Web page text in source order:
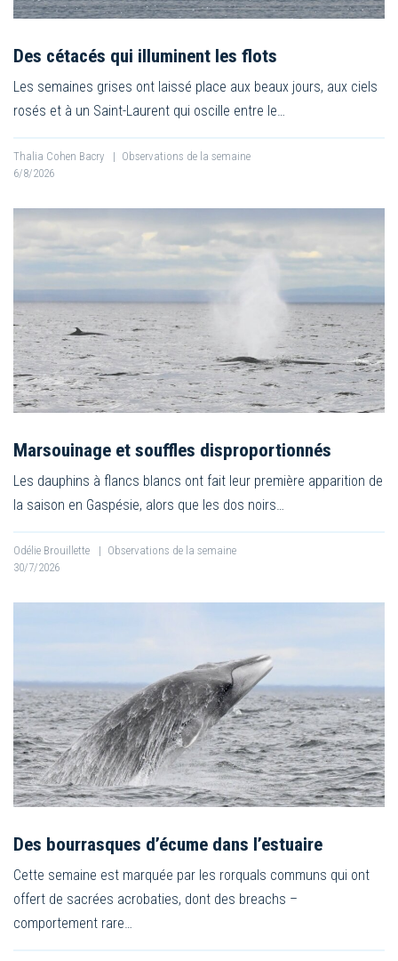
Des cétacés qui illuminent les flots
Les semaines grises ont laissé place aux beaux jours, aux ciels
rosés et à un Saint-Laurent qui oscille entre le…
Thalia Cohen Bacry | Observations de la semaine
6/8/2026
Marsouinage et souffles disproportionnés
Les dauphins à flancs blancs ont fait leur première apparition de
la saison en Gaspésie, alors que les dos noirs…
Odélie Brouillette | Observations de la semaine
30/7/2026
Des bourrasques d’écume dans l’estuaire
Cette semaine est marquée par les rorquals communs qui ont
offert de sacrées acrobaties, dont des breachs –
comportement rare…